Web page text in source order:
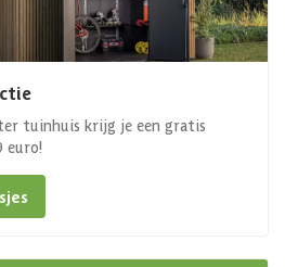
tuinhuis krijg je een gratis
euro!